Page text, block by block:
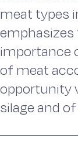
meat types
emphasizes
importance
of meat
opportunity
silage and